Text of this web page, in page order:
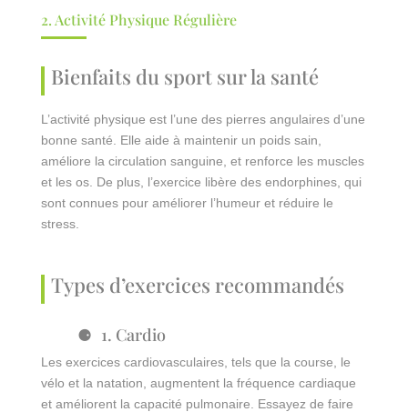
2. Activité Physique Régulière
Bienfaits du sport sur la santé
L’activité physique est l’une des pierres angulaires d’une
bonne santé. Elle aide à maintenir un poids sain,
améliore la circulation sanguine, et renforce les muscles
et les os. De plus, l’exercice libère des endorphines, qui
sont connues pour améliorer l’humeur et réduire le
stress.
Types d’exercices recommandés
1. Cardio
Les exercices cardiovasculaires, tels que la course, le
vélo et la natation, augmentent la fréquence cardiaque
et améliorent la capacité pulmonaire. Essayez de faire